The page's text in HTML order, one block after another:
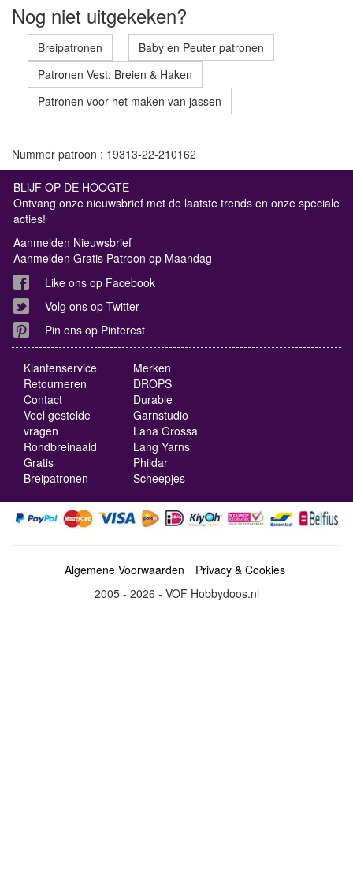
Nog niet uitgekeken?
Breipatronen
Baby en Peuter patronen
Patronen Vest: Breien & Haken
Patronen voor het maken van jassen
Nummer patroon : 19313-22-210162
BLIJF OP DE HOOGTE
Ontvang onze nieuwsbrief met de laatste trends en onze speciale
acties!
Aanmelden Nieuwsbrief
Aanmelden Gratis Patroon op Maandag
Like ons op Facebook
Volg ons op Twitter
Pin ons op Pinterest
Klantenservice
Retourneren
Contact
Veel gestelde
vragen
Rondbreinaald
Gratis
Breipatronen
Merken
DROPS
Durable
Garnstudio
Lana Grossa
Lang Yarns
Phildar
Scheepjes
Algemene Voorwaarden
Privacy & Cookies
2005 - 2026 - VOF Hobbydoos.nl